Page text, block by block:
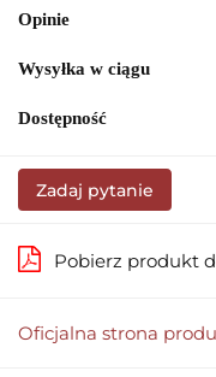
Opinie
Wysyłka w ciągu
Dostępność
Zadaj pytanie
Pobierz produkt
Oficjalna strona